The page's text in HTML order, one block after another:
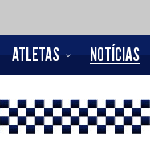
ATLETAS NOTÍCIAS